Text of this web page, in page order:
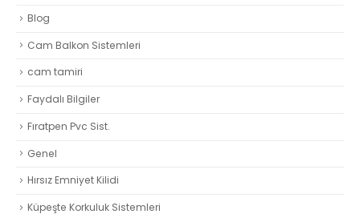
Blog
Cam Balkon Sistemleri
cam tamiri
Faydalı Bilgiler
Fıratpen Pvc Sist.
Genel
Hırsız Emniyet Kilidi
Küpeşte Korkuluk Sistemleri